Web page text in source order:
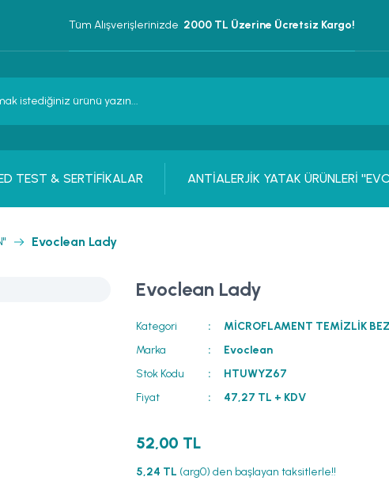
Tüm Alışverişlerinizde 2000 TL Üzerine Ücretsiz Kargo!
TEST & SERTİFİKALAR ANTİALERJİK YATAK ÜRÜNLERİ
Evoclean Lady
Evoclean Lady
Kategori
MİCROFLAMENT TEMİZLİK
Marka
Evoclean
Stok Kodu
HTUWYZ67
Fiyat
47,27 TL + KDV
52,00 TL
5,24 TL (arg0) den başlayan taksitlerle!!